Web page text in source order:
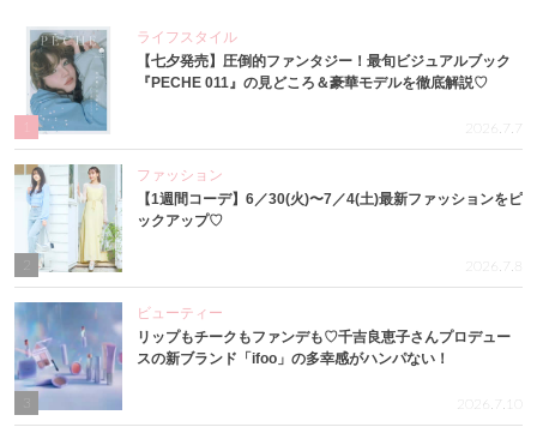
ライフスタイル
【七夕発売】圧倒的ファンタジー！最旬ビジュアルブック
『PECHE 011』の見どころ＆豪華モデルを徹底解説♡
2026.7.7
ファッション
【1週間コーデ】6／30(火)〜7／4(土)最新ファッションをピ
ックアップ♡
2026.7.8
3
ビューティー
リップもチークもファンデも♡千吉良恵子さんプロデュー
スの新ブランド「ifoo」の多幸感がハンパない！
2026.7.10